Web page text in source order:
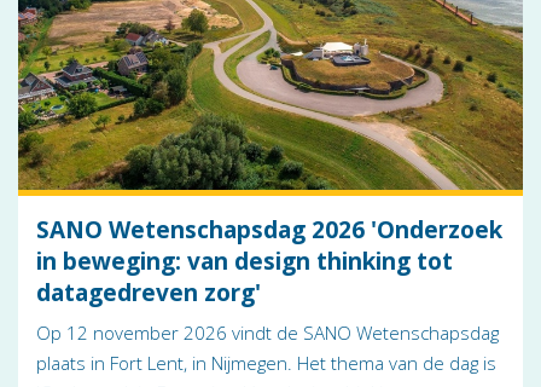
SANO Wetenschapsdag 2026 'Onderzoek
in beweging: van design thinking tot
datagedreven zorg'
Op 12 november 2026 vindt de SANO Wetenschapsdag
plaats in Fort Lent, in Nijmegen. Het thema van de dag is